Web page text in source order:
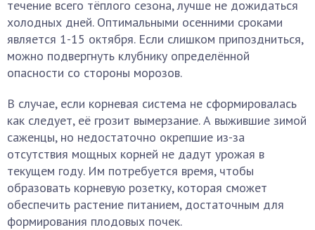
течение всего тёплого сезона, лучше не дожидаться
холодных дней. Оптимальными осенними сроками
является 1-15 октября. Если слишком припоздниться,
можно подвергнуть клубнику определённой
опасности со стороны морозов.
В случае, если корневая система не сформировалась
как следует, её грозит вымерзание. А выжившие зимой
саженцы, но недостаточно окрепшие из-за
отсутствия мощных корней не дадут урожая в
текущем году. Им потребуется время, чтобы
образовать корневую розетку, которая сможет
обеспечить растение питанием, достаточным для
формирования плодовых почек.